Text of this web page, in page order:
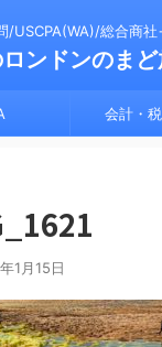
/USCPA(WA)/総合商
ンドンのま
会計・
1月15日